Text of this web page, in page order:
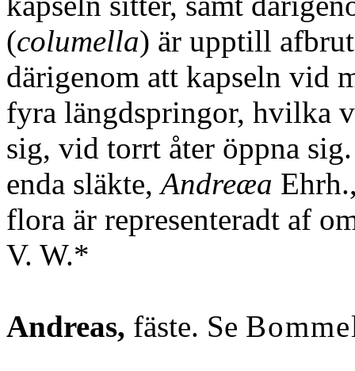
(columella) är upptill
därigenom att kapseln vid
fyra längdspringor, hvilka
sig, vid torrt åter öppna
enda släkte,Andreæa
flora är representeradt af
V. W.*
Andreas, fäste. Se